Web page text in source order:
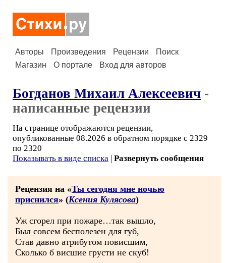
Авторы Произведения Рецензии
Поиск
Магазин
О портале Вход для авторов
Богданов Михаил Алексеевич -
написанные рецензии
На странице отображаются рецензии,
опубликованные 08.2026 в обратном порядке с 2329
по 2320
Показывать в виде списка | Развернуть сообщения
Рецензия на «Ты сегодня мне ночью
приснился» (Ксения Кулясова)
Уж сгорел при пожаре…так вышло,
Был совсем бесполезен для губ,
Став давно атрибутом повисшим,
Сколько б висшие грусти не скуб!